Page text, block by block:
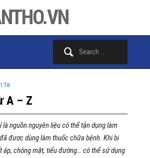
ta
A – Z
nguồn nguyên liệu có thể tận dụng làm
được dùng làm thuốc chữa bệnh. Khi bị
áp, chóng mặt, tiểu đường… có thể sử dụng